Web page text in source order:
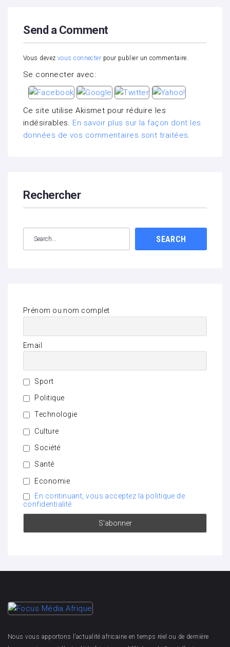
Send a Comment
Vous devez vous connecter pour publier un commentaire.
Se connecter avec:
Ce site utilise Akismet pour réduire les
indésirables. En savoir plus sur la façon dont les
données de vos commentaires sont traitées.
Rechercher
SEARCH
Prénom ou nom complet
Email
Sport
Politique
Technologie
Culture
Société
Santé
Economie
En continuant, vous acceptez la politique de
confidentialité
Nous vous apportons l’actualité africaine en temps réel ou de dernière